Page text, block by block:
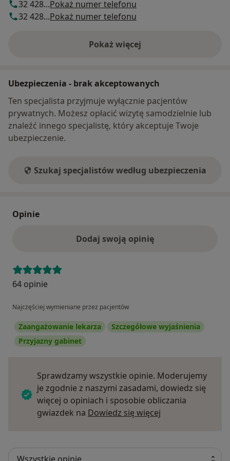
32 428...Pokaż numer telefonu
32 428...Pokaż numer telefonu
Pokaż więcej
o adresie
Ubezpieczenia - brak akceptowanych
Ten specjalista przyjmuje wyłącznie pacjentów
prywatnych. Możesz opłacić wizytę samodzielnie lub
znaleźć innego specjalistę, który akceptuje Twoje
ubezpieczenie.
Szukaj specjalistów według ubezpieczenia
Opinie
Dodaj swoją opinię
64 opinie
Najczęściej wymieniane przez pacjentów
Zaangażowanie lekarza
Szczegółowe wyjaśnienia
Przyjazny gabinet
Sprawdzamy wszystkie opinie. Moderujemy
je zgodnie z naszymi zasadami, dowiedz się
więcej o opiniach i sposobie obliczania
gwiazdek na Dowiedz się więcej